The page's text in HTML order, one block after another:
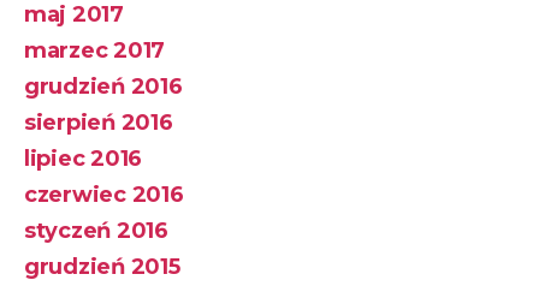
maj 2017
marzec 2017
grudzień 2016
sierpień 2016
lipiec 2016
czerwiec 2016
styczeń 2016
grudzień 2015